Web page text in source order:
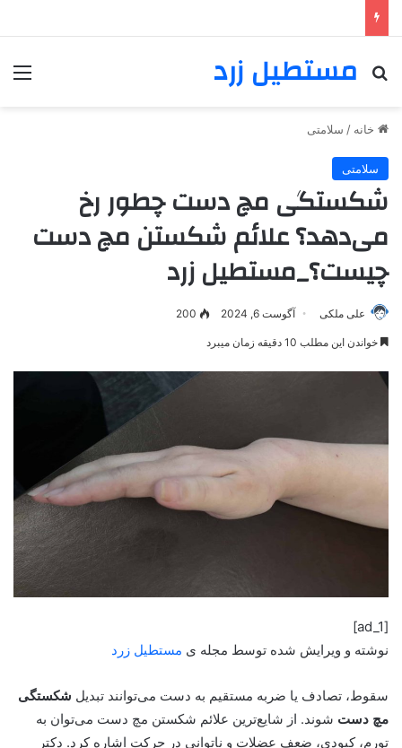
مستطیل زرد
خانه / سلامتی
سلامتی
شکستگی مچ دست چطور رخ
می‌دهد؟ علائم شکستن مچ دست
چیست؟_مستطیل زرد
علی ملکی آگوست 6, 2024 200
خواندن این مطلب 10 دقیقه زمان میبرد
[ad_1]
نوشته و ویرایش شده توسط مجله ی مستطیل زرد
سقوط، تصادف یا ضربه مستقیم به دست می‌توانند تبدیل شکستگی
مچ دست شوند. از شایع‌ترین علائم شکستن مچ دست می‌توان به
تورم، کبودی، ضعف عضلات و ناتوانی در حرکت اشاره کرد. دکتر